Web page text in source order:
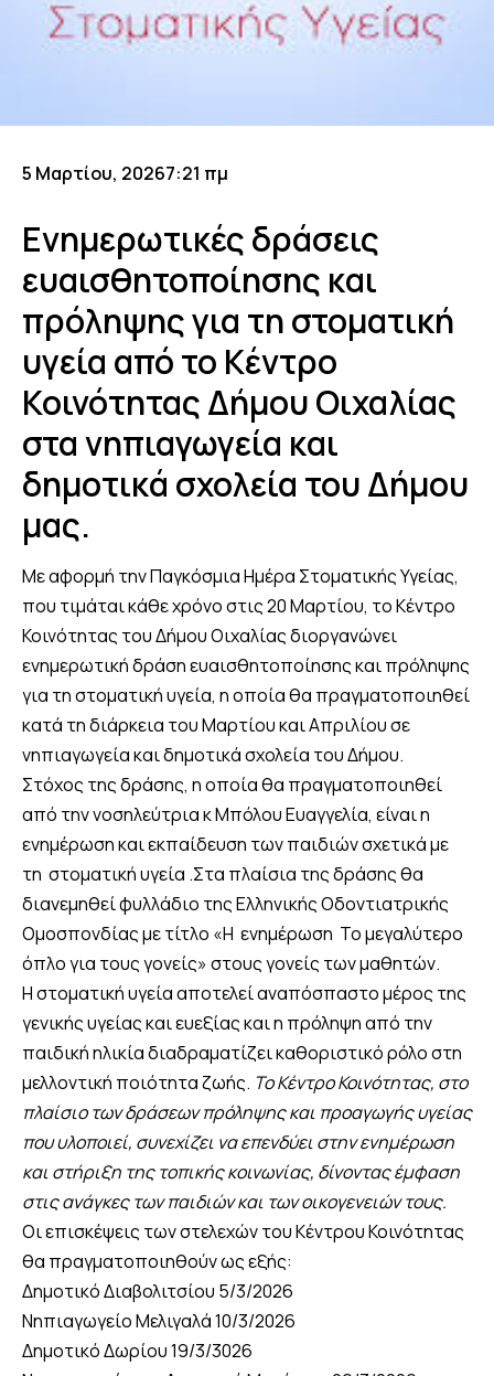
5 Μαρτίου, 20267:21 πμ
Ενημερωτικές δράσεις
ευαισθητοποίησης και
πρόληψης για τη στοματική
υγεία από το Κέντρο
Κοινότητας Δήμου Οιχαλίας
στα νηπιαγωγεία και
δημοτικά σχολεία του Δήμου
μας.
Με αφορμή την Παγκόσμια Ημέρα Στοματικής Υγείας,
που τιμάται κάθε χρόνο στις 20 Μαρτίου, το Κέντρο
Κοινότητας του Δήμου Οιχαλίας διοργανώνει
ενημερωτική δράση ευαισθητοποίησης και πρόληψης
για τη στοματική υγεία, η οποία θα πραγματοποιηθεί
κατά τη διάρκεια του Μαρτίου και Απριλίου σε
νηπιαγωγεία και δημοτικά σχολεία του Δήμου.
Στόχος της δράσης, η οποία θα πραγματοποιηθεί
από την νοσηλεύτρια κ Μπόλου Ευαγγελία, είναι η
ενημέρωση και εκπαίδευση των παιδιών σχετικά με
τη στοματική υγεία .Στα πλαίσια της δράσης θα
διανεμηθεί φυλλάδιο της Ελληνικής Οδοντιατρικής
Oμοσπονδίας με τίτλο «Η ενημέρωση Το μεγαλύτερο
όπλο για τους γονείς» στους γονείς των μαθητών.
Η στοματική υγεία αποτελεί αναπόσπαστο μέρος της
γενικής υγείας και ευεξίας και η πρόληψη από την
παιδική ηλικία διαδραματίζει καθοριστικό ρόλο στη
μελλοντική ποιότητα ζωής. Το Κέντρο Κοινότητας, στο
πλαίσιο των δράσεων πρόληψης και προαγωγής υγείας
που υλοποιεί, συνεχίζει να επενδύει στην ενημέρωση
και στήριξη της τοπικής κοινωνίας, δίνοντας έμφαση
στις ανάγκες των παιδιών και των οικογενειών τους.
Οι επισκέψεις των στελεχών του Κέντρου Κοινότητας
θα πραγματοποιηθούν ως εξής:
Δημοτικό Διαβολιτσίου 5/3/2026
Νηπιαγωγείο Μελιγαλά 10/3/2026
Δημοτικό Δωρίου 19/3/3026